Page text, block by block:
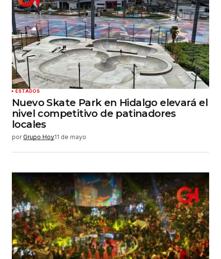
Tu correo electrónico*
Guardar mi nombre, correo electrónico y sitio
web en este navegador para la próxima vez que
haga un comentario.
Enviar comentario
ESTADOS
Nuevo Skate Park en Hidalgo elevará el
nivel competitivo de patinadores
locales
por Grupo Hoy11 de mayo